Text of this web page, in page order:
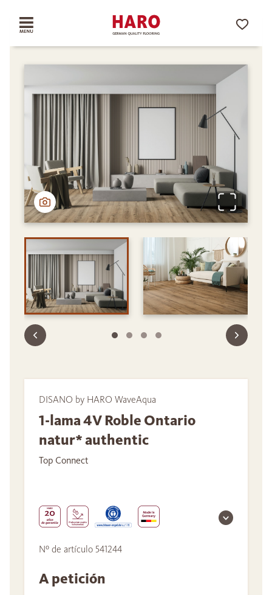
DISANO by HARO WaveAqua
1-lama 4V Roble Ontario
natur* authentic
Top Connect
Nº de artículo 541244
A petición